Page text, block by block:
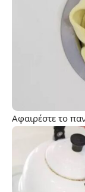
Αφαιρέστε το